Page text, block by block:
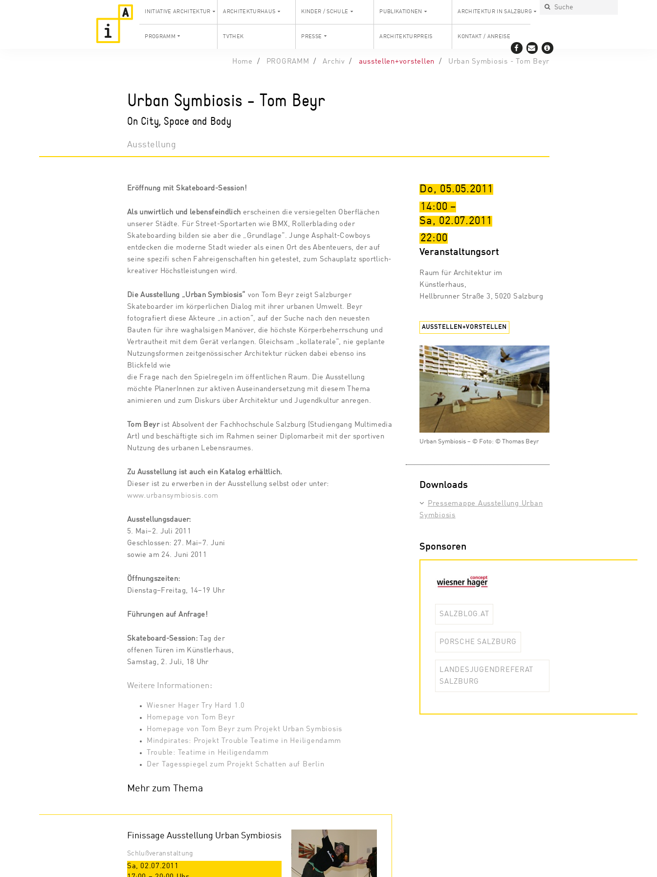
INITIATIVE ARCHITEKTUR ARCHITEKTURHAUS KINDER / SCHULE PUBLIKATIONEN ARCHITEKTUR IN SALZBURG
PROGRAMM TVTHEK PRESSE ARCHITEKTURPREIS KONTAKT / ANREISE
Home PROGRAMM Archiv ausstellen+vorstellen Urban Symbiosis - Tom Beyr
Urban Symbiosis - Tom Beyr
On City, Space and Body
Ausstellung
Do, 05.05.2011
14:00 –
Sa, 02.07.2011
22:00
Veranstaltungsort
Raum für Architektur im
Künstlerhaus,
Hellbrunner Straße 3, 5020 Salzburg
AUSSTELLEN+VORSTELLEN
Urban Symbiosis – © Foto: © Thomas Beyr
Eröffnung mit Skateboard-Session!
Als unwirtlich und lebensfeindlich erscheinen die versiegelten Oberflächen
unserer Städte. Für Street-Sportarten wie BMX, Rollerblading oder
Skateboarding bilden sie aber die „Grundlage“. Junge Asphalt-Cowboys
entdecken die moderne Stadt wieder als einen Ort des Abenteuers, der auf
seine spezifi schen Fahreigenschaften hin getestet, zum Schauplatz sportlich-
kreativer Höchstleistungen wird.
Die Ausstellung „Urban Symbiosis“
von Tom Beyr zeigt Salzburger
Skateboarder im körperlichen Dialog mit ihrer urbanen Umwelt. Beyr
fotografiert diese Akteure „in action“, auf der Suche nach den neuesten
Bauten für ihre waghalsigen Manöver, die höchste Körperbeherrschung und
Vertrautheit mit dem Gerät verlangen. Gleichsam „kollaterale“, nie geplante
Nutzungsformen zeitgenössischer Architektur rücken dabei ebenso ins
Blickfeld wie
die Frage nach den Spielregeln im öffentlichen Raum. Die Ausstellung
möchte PlanerInnen zur aktiven Auseinandersetzung mit diesem Thema
animieren und zum Diskurs über Architektur und Jugendkultur anregen.
Tom Beyrist Absolvent der Fachhochschule Salzburg (Studiengang Multimedia
Art) und beschäftigte sich im Rahmen seiner Diplomarbeit mit der sportiven
Nutzung des urbanen Lebensraumes.
Zu Ausstellung ist auch ein Katalog erhältlich.
Dieser ist zu erwerben in der Ausstellung selbst oder unter:
www.urbansymbiosis.com
Ausstellungsdauer:
5. Mai–2. Juli 2011
Geschlossen: 27. Mai–7. Juni
sowie am 24. Juni 2011
Öffnungszeiten:
Dienstag–Freitag, 14–19 Uhr
Führungen auf Anfrage!
Skateboard-Session:Tag der
offenen Türen im Künstlerhaus,
Samstag, 2. Juli, 18 Uhr
Weitere Informationen:
Wiesner Hager Try Hard 1.0
Homepage von Tom Beyr
Homepage von Tom Beyr zum Projekt Urban Symbiosis
Mindpirates: Projekt Trouble Teatime in Heiligendamm
Trouble: Teatime in Heiligendamm
Der Tagesspiegel zum Projekt Schatten auf Berlin
Mehr zum Thema
Finissage Ausstellung Urban Symbiosis
Schlußveranstaltung
Sa, 02.07.2011
Downloads
Pressemappe Ausstellung Urban
Symbiosis
Sponsoren
SALZBLOG.AT
PORSCHE SALZBURG
LANDESJUGENDREFERAT
SALZBURG